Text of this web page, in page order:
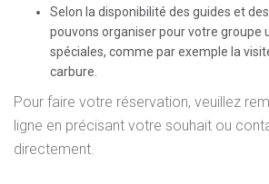
Selon la disponibilité des guides et
pouvons organiser pour votre groupe
spéciales, comme par exemple la
carbure.
Pour faire votre réservation, veuillez
ligne en précisant votre souhait ou
directement.